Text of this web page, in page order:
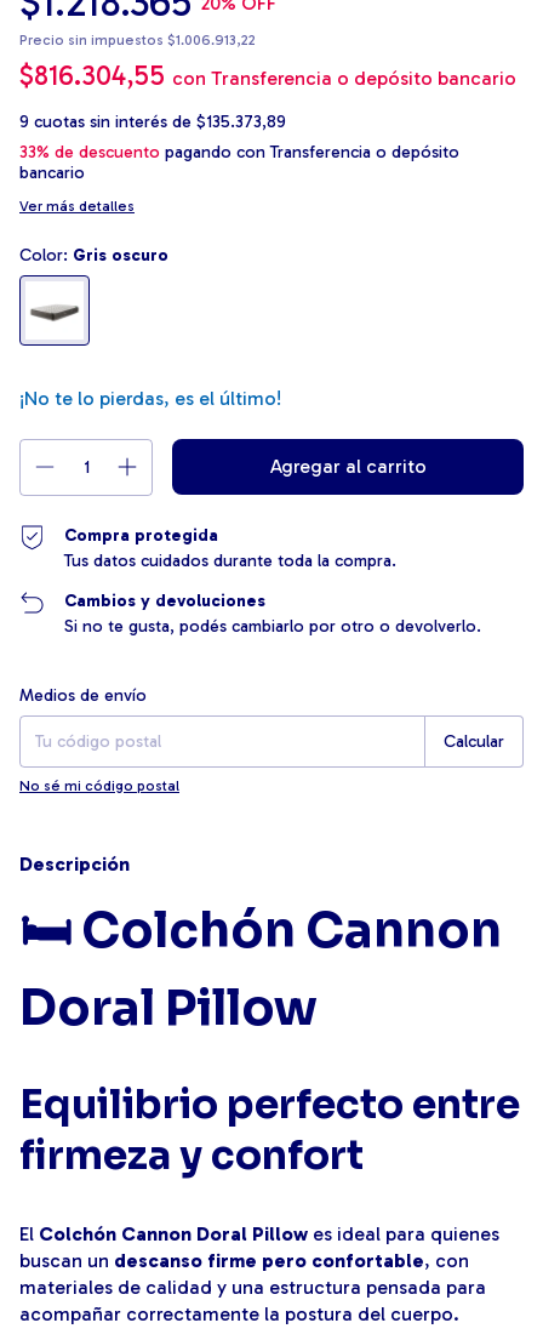
Precio sin impuestos $1.006.913,22
$816.304,55 con Transferencia o depósito bancario
9 cuotas sin interés de $135.373,89
33% de descuento pagando con Transferencia o depósito
bancario
Ver más detalles
Color: Gris oscuro
¡No te lo pierdas, es el último!
Compra protegida
Tus datos cuidados durante toda la compra.
Cambios y devoluciones
Si no te gusta, podés cambiarlo por otro o devolverlo.
Entregas para el CP:
Medios de envío
Calcular
No sé mi código postal
Descripción
🛏️Colchón Cannon
Doral Pillow
Equilibrio perfecto entre
firmeza y confort
El Colchón Cannon Doral Pillow es ideal para quienes
buscan un descanso firme pero confortable, con
materiales de calidad y una estructura pensada para
acompañar correctamente la postura del cuerpo.